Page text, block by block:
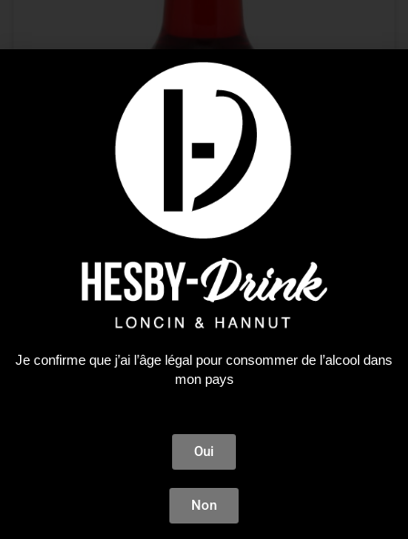
Gancia
10,54€
Je confirme que j’ai l’âge légal pour consommer de l’alcool dans
mon pays
Oui
Non